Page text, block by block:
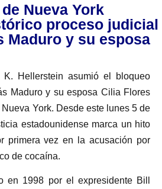
Nueva York
proceso judicial
Maduro y su esposa
Hellerstein asumió el bloqueo
Maduro y su esposa Cilia Flores
York. Desde este lunes 5 de
estadounidense marca un hito
primera vez en la acusación por
de cocaína.
en 1998 por el expresidente Bill